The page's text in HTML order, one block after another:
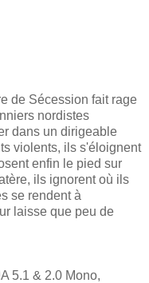
de Sécession fait rage
nordistes
dans un dirigeable
violents, ils s'éloignent
enfin le pied sur
ils ignorent où ils
se rendent à
laisse que peu de
5.1 & 2.0 Mono,